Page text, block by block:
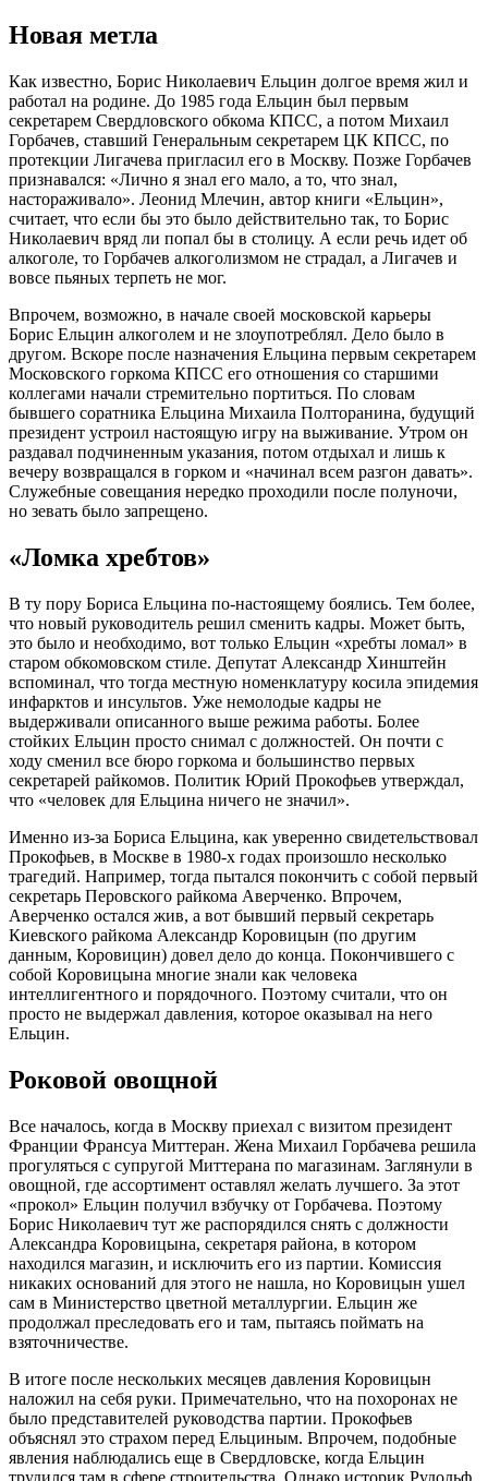
Новая метла
Как известно, Борис Николаевич Ельцин долгое время жил и
работал на родине. До 1985 года Ельцин был первым
секретарем Свердловского обкома КПСС, а потом Михаил
Горбачев, ставший Генеральным секретарем ЦК КПСС, по
протекции Лигачева пригласил его в Москву. Позже Горбачев
признавался: «Лично я знал его мало, а то, что знал,
настораживало». Леонид Млечин, автор книги «Ельцин»,
считает, что если бы это было действительно так, то Борис
Николаевич вряд ли попал бы в столицу. А если речь идет об
алкоголе, то Горбачев алкоголизмом не страдал, а Лигачев и
вовсе пьяных терпеть не мог.
Впрочем, возможно, в начале своей московской карьеры
Борис Ельцин алкоголем и не злоупотреблял. Дело было в
другом. Вскоре после назначения Ельцина первым секретарем
Московского горкома КПСС его отношения со старшими
коллегами начали стремительно портиться. По словам
бывшего соратника Ельцина Михаила Полторанина, будущий
президент устроил настоящую игру на выживание. Утром он
раздавал подчиненным указания, потом отдыхал и лишь к
вечеру возвращался в горком и «начинал всем разгон давать».
Служебные совещания нередко проходили после полуночи,
но зевать было запрещено.
«Ломка хребтов»
В ту пору Бориса Ельцина по-настоящему боялись. Тем более,
что новый руководитель решил сменить кадры. Может быть,
это было и необходимо, вот только Ельцин «хребты ломал» в
старом обкомовском стиле. Депутат Александр Хинштейн
вспоминал, что тогда местную номенклатуру косила эпидемия
инфарктов и инсультов. Уже немолодые кадры не
выдерживали описанного выше режима работы. Более
стойких Ельцин просто снимал с должностей. Он почти с
ходу сменил все бюро горкома и большинство первых
секретарей райкомов. Политик Юрий Прокофьев утверждал,
что «человек для Ельцина ничего не значил».
Именно из-за Бориса Ельцина, как уверенно свидетельствовал
Прокофьев, в Москве в 1980-х годах произошло несколько
трагедий. Например, тогда пытался покончить с собой первый
секретарь Перовского райкома Аверченко. Впрочем,
Аверченко остался жив, а вот бывший первый секретарь
Киевского райкома Александр Коровицын (по другим
данным, Коровицин) довел дело до конца. Покончившего с
собой Коровицына многие знали как человека
интеллигентного и порядочного. Поэтому считали, что он
просто не выдержал давления, которое оказывал на него
Ельцин.
Роковой овощной
Все началось, когда в Москву приехал с визитом президент
Франции Франсуа Миттеран. Жена Михаил Горбачева решила
прогуляться с супругой Миттерана по магазинам. Заглянули в
овощной, где ассортимент оставлял желать лучшего. За этот
«прокол» Ельцин получил взбучку от Горбачева. Поэтому
Борис Николаевич тут же распорядился снять с должности
Александра Коровицына, секретаря района, в котором
находился магазин, и исключить его из партии. Комиссия
никаких оснований для этого не нашла, но Коровицын ушел
сам в Министерство цветной металлургии. Ельцин же
продолжал преследовать его и там, пытаясь поймать на
взяточничестве.
В итоге после нескольких месяцев давления Коровицын
наложил на себя руки. Примечательно, что на похоронах не
было представителей руководства партии. Прокофьев
объяснял это страхом перед Ельциным. Впрочем, подобные
явления наблюдались еще в Свердловске, когда Ельцин
трудился там в сфере строительства. Однако историк Рудольф